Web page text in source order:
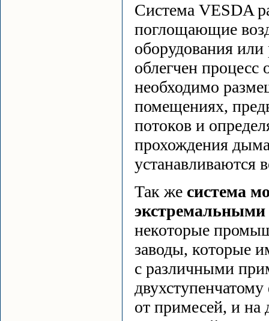
Система VESDA
поглощающие
оборудования или
облегчен
необходимо
помещениях,
потоков и
прохождения
устанавливаются
Так же система
экстремальными
некоторые
заводы, которые
с различными
от примесей, и на